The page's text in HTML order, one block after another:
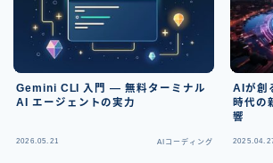
Gemini CLI 入門 — 無料ターミナル
AI エージェントの実力
2026.05.21 AIコーディング
AIが創
時代の
響